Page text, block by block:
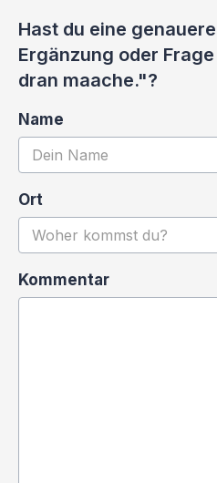
Hast du eine
Ergänzung oder
dran maache."?
Name
Ort
Kommentar